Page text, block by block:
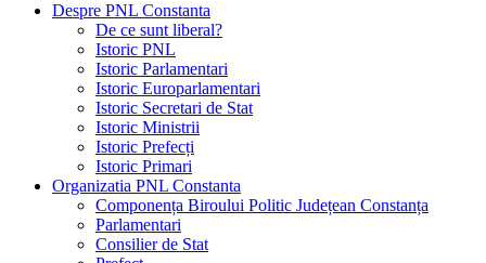
Despre PNL Constanta
De ce sunt liberal?
Istoric PNL
Istoric Parlamentari
Istoric Europarlamentari
Istoric Secretari de Stat
Istoric Ministrii
Istoric Prefecți
Istoric Primari
Organizatia PNL Constanta
Componența Biroului Politic Județean Constanța
Parlamentari
Consilier de Stat